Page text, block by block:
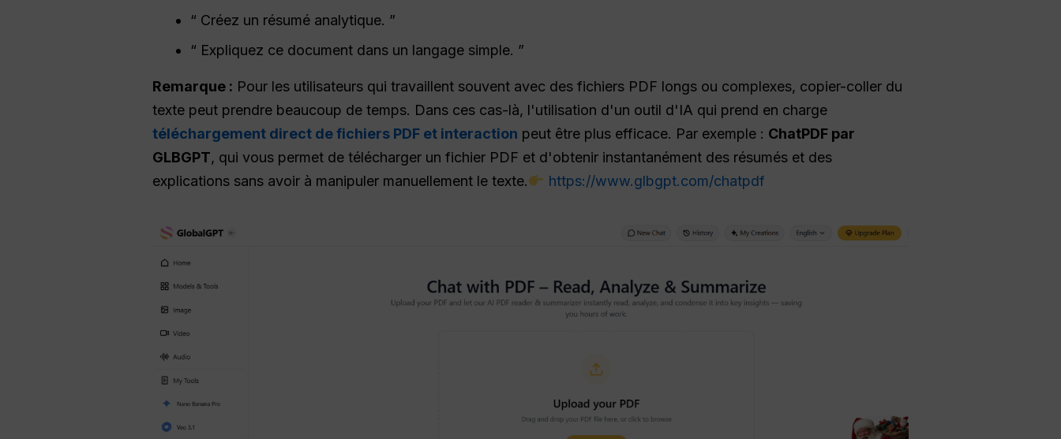
“ Créez un résumé analytique. ”
“ Expliquez ce document dans un langage simple. ”
Remarque : Pour les utilisateurs qui travaillent souvent avec des fichiers PDF longs ou complexes, copier-coller du
texte peut prendre beaucoup de temps. Dans ces cas-là, l'utilisation d'un outil d'IA qui prend en charge
téléchargement direct de fichiers PDF et interaction peut être plus efficace. Par exemple : ChatPDF par
GLBGPT, qui vous permet de télécharger un fichier PDF et d'obtenir instantanément des résumés et des
explications sans avoir à manipuler manuellement le texte.
https://www.glbgpt.com/chatpdf